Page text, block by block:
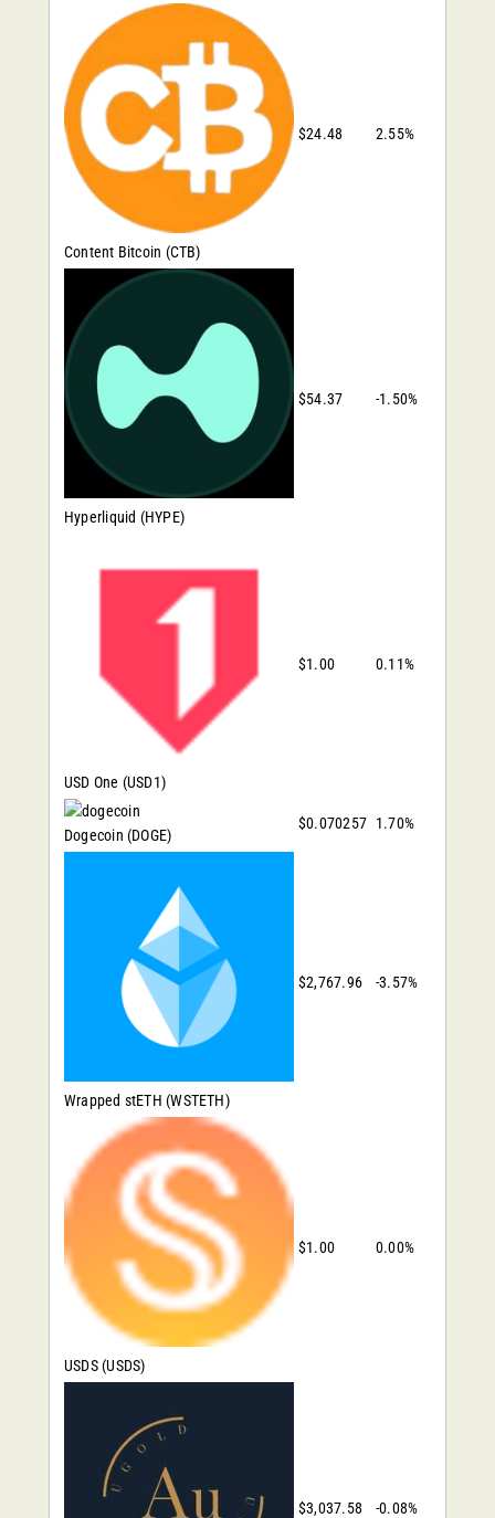
Content Bitcoin (CTB)
$24.48 2.55%
Hyperliquid (HYPE)
$54.37 -1.50%
USD One (USD1)
$1.00 0.11%
Dogecoin (DOGE)
$0.070257 1.70%
Wrapped stETH (WSTETH)
$2,767.96 -3.57%
USDS (USDS)
$1.00 0.00%
$3,037.58 -0.08%